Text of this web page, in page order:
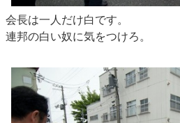
会長は一人だけ白です。
連邦の白い奴に気をつけろ。